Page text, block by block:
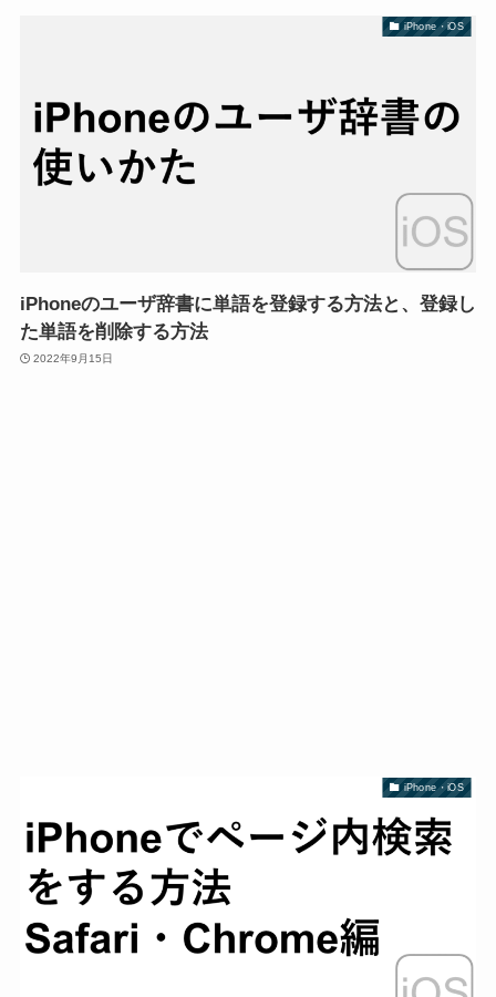
iPhone・iOS
iPhoneのユーザ辞書に単語を登録する方法と、登録し
た単語を削除する方法
2022年9月15日
iPhone・iOS